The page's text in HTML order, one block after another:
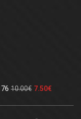
10.00€ 7.50€